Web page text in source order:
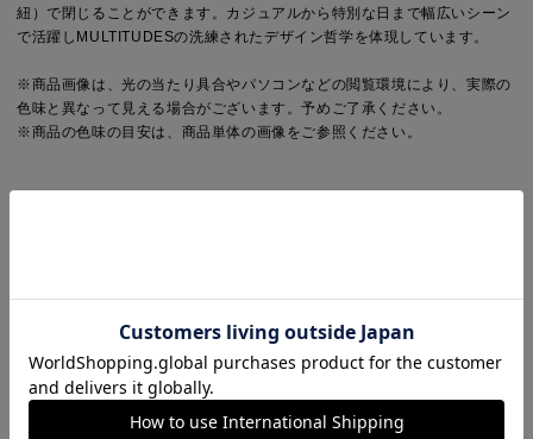
紐）で閉じることができます。カジュアルから特別な日まで幅広いシーン
で活躍しMULTITUDESの洗練されたデザイン哲学を体現しています。
※商品画像は、光の当たり具合やパソコンなどの閲覧環境により、実際の
色味と異なって見える場合がございます。予めご了承ください。
※商品の色味の目安は、商品単体の画像をご参照ください。